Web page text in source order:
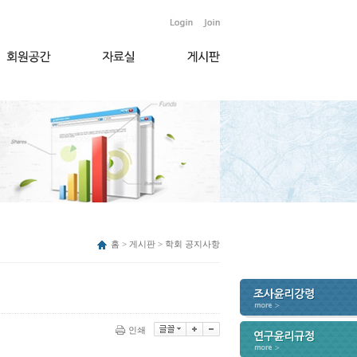
홈 > 게시판 > 학회 공지사항
인쇄